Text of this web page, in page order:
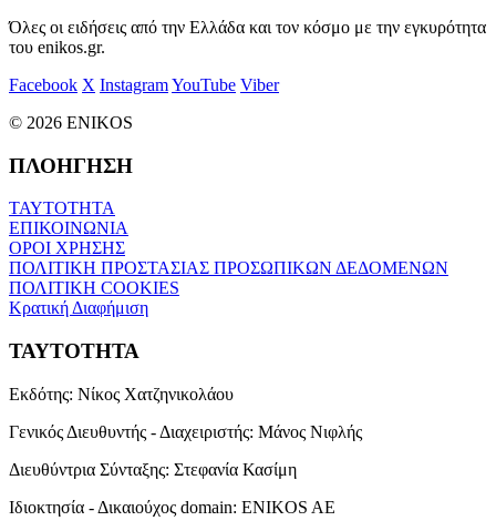
Όλες οι ειδήσεις από την Ελλάδα και τον κόσμο με την εγκυρότητα
του enikos.gr.
Facebook X InstagramYouTube Viber
© 2026 ENIKOS
ΠΛΟΗΓΗΣΗ
ΤΑΥΤΟΤΗΤΑ
ΕΠΙΚΟΙΝΩΝΙΑ
ΟΡΟΙ ΧΡΗΣΗΣ
ΠΟΛΙΤΙΚΗ ΠΡΟΣΤΑΣΙΑΣ ΠΡΟΣΩΠΙΚΩΝ ΔΕΔΟΜΕΝΩΝ
ΠΟΛΙΤΙΚΗ COOKIES
Κρατική Διαφήμιση
ΤΑΥΤΟΤΗΤΑ
Εκδότης: Νίκος Χατζηνικολάου
Γενικός Διευθυντής - Διαχειριστής: Μάνος Νιφλής
Διευθύντρια Σύνταξης: Στεφανία Κασίμη
Ιδιοκτησία - Δικαιούχος domain: ENIKOS AE